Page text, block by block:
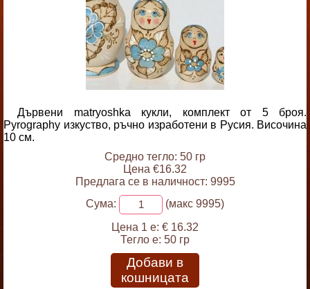
Дървени matryoshka кукли, комплект от 5 броя.
Pyrography изкуство, ръчно изработени в Русия. Височина
10 см.
Средно тегло: 50 гр
Цена €16.32
Предлага се в наличност: 9995
Сума:
(макс 9995)
Цена 1 е: € 16.32
Тегло е: 50 гр
Добави в
кошницата